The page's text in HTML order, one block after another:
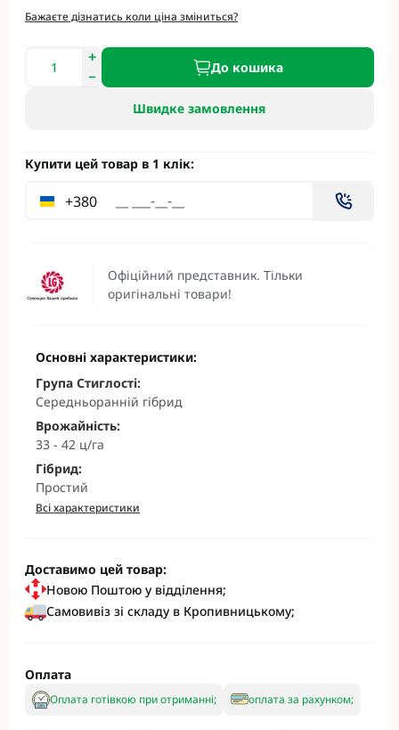
Офіційний представник. Тільки
оригінальні товари!
Бажаєте дізнатись коли ціна зміниться?
До кошика
Швидке замовлення
Купити цей товар в 1 клік:
+380
Основні характеристики:
Група Стиглості:
Середньоранній гібрид
Врожайність:
33 - 42 ц/га
Гібрид:
Простий
Всі характеристики
Доставимо цей товар:
Новою Поштою у відділення;
Самовивіз зі складу в Кропивницькому;
Оплата
Оплата готівкою при отриманні; оплата за рахунком;